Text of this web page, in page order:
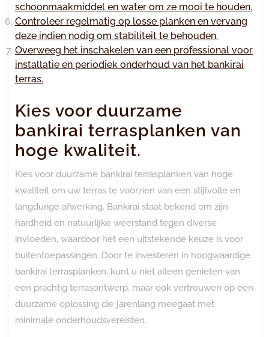
schoonmaakmiddel en water om ze mooi te houden.
Controleer regelmatig op losse planken en vervang
deze indien nodig om stabiliteit te behouden.
Overweeg het inschakelen van een professional voor
installatie en periodiek onderhoud van het bankirai
terras.
Kies voor duurzame
bankirai terrasplanken van
hoge kwaliteit.
Kies voor duurzame bankirai terrasplanken van hoge
kwaliteit om uw terras te voorzien van een stijlvolle en
langdurige afwerking. Bankirai staat bekend om zijn
hardheid en natuurlijke weerstand tegen diverse
invloeden, waardoor het een uitstekende keuze is voor
buitentoepassingen. Door te investeren in hoogwaardige
bankirai terrasplanken, kunt u niet alleen genieten van
een prachtig terrasontwerp, maar ook vertrouwen op een
duurzame oplossing die jarenlang meegaat met
minimale onderhoudsvereisten.